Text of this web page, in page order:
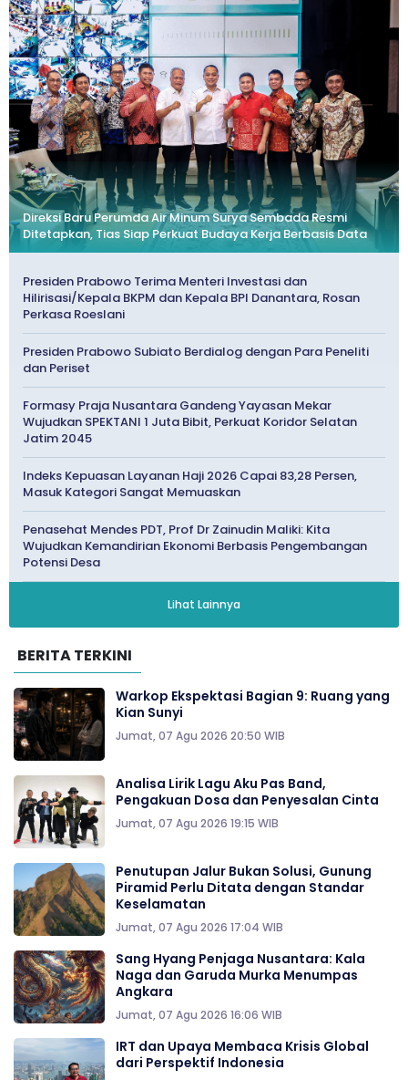
Direksi Baru Perumda Air Minum Surya Sembada Resmi
Ditetapkan, Tias Siap Perkuat Budaya Kerja Berbasis Data
Presiden Prabowo Terima Menteri Investasi dan
Hilirisasi/Kepala BKPM dan Kepala BPI Danantara, Rosan
Perkasa Roeslani
Presiden Prabowo Subiato Berdialog dengan Para Peneliti
dan Periset
Formasy Praja Nusantara Gandeng Yayasan Mekar
Wujudkan SPEKTANI 1 Juta Bibit, Perkuat Koridor Selatan
Jatim 2045
Indeks Kepuasan Layanan Haji 2026 Capai 83,28 Persen,
Masuk Kategori Sangat Memuaskan
Penasehat Mendes PDT, Prof Dr Zainudin Maliki: Kita
Wujudkan Kemandirian Ekonomi Berbasis Pengembangan
Potensi Desa
Lihat Lainnya
BERITA TERKINI
Warkop Ekspektasi Bagian 9: Ruang yang
Kian Sunyi
Jumat, 07 Agu 2026 20:50 WIB
Analisa Lirik Lagu Aku Pas Band,
Pengakuan Dosa dan Penyesalan Cinta
Jumat, 07 Agu 2026 19:15 WIB
Penutupan Jalur Bukan Solusi, Gunung
Piramid Perlu Ditata dengan Standar
Keselamatan
Jumat, 07 Agu 2026 17:04 WIB
Sang Hyang Penjaga Nusantara: Kala
Naga dan Garuda Murka Menumpas
Angkara
Jumat, 07 Agu 2026 16:06 WIB
IRT dan Upaya Membaca Krisis Global
dari Perspektif Indonesia